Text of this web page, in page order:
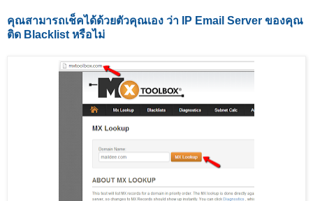
คุณสามารถเช็คได้ด้วยตัวคุณเอง ว่า IP Email Server ของคุณ
ติด Blacklist หรือไม่